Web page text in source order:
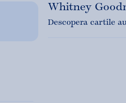
Whitney
Descopera cartile